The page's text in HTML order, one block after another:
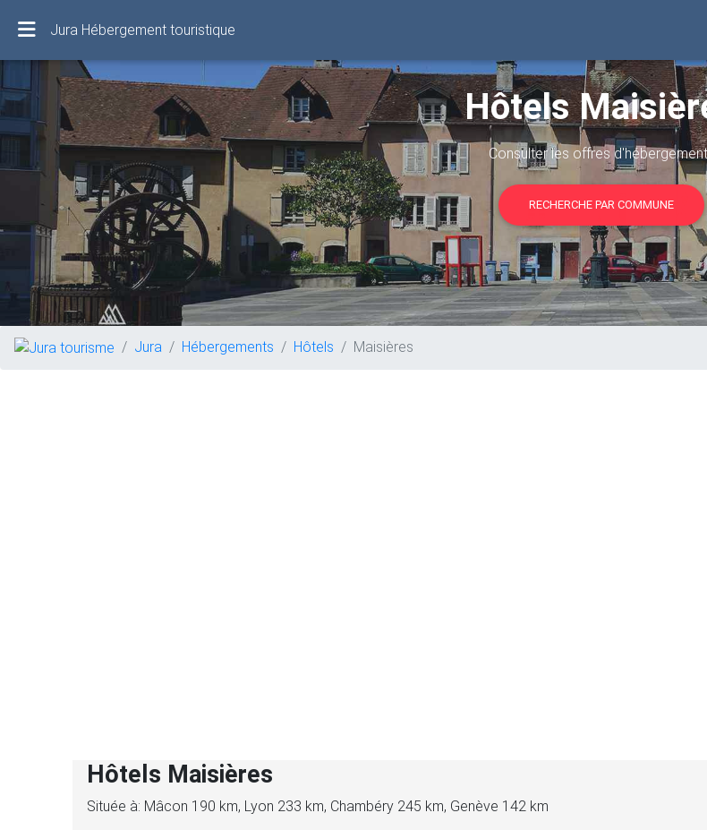
Jura Hébergement touristique
Hôtels
Consulter les offres
RECHERCHE PAR COMMUNE
Jura Hébergements Hôtels Maisières
Hôtels Maisières
Située à: Mâcon 190 km, Lyon 233 km, Chambéry 245 km, Genève 142 km